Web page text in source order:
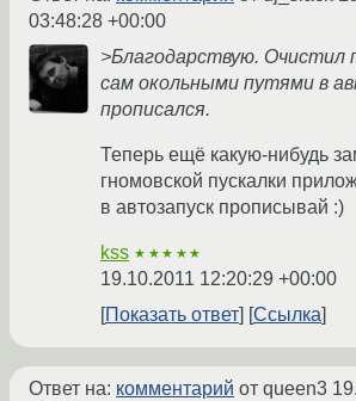
03:48:28 +00:00
>Благодарствую. Очистил
сам окольными путями в
прописался.
Теперь ещё какую-нибудь
гномовской пускалки
в автозапуск прописывай :)
kss ★★★★★
19.10.2011 12:20:29 +00:00
Показать ответ
Ссылка
Ответ на: комментарий от queen3